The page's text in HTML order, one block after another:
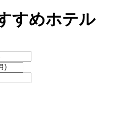
すめホテル